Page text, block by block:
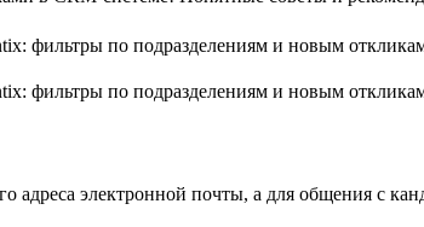
электронной почты, а для общения с